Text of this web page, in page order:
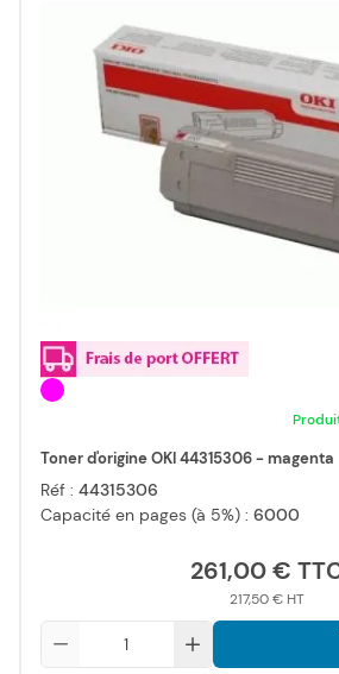
Toner d'origine OKI 44315306 - magenta
Réf : 44315306
Capacité en pages (à 5%) : 6000
261,00 €
217,50 €